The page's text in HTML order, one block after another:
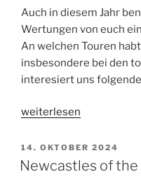
Auch in diesem Jahr
Wertungen von euch
An welchen Touren
insbesondere bei den
interesiert uns
„Rückmeldungen
die
Club-
weiterlesen
VERÖFFENTLICHT
AM
14. OKTOBER 2024
Newcastles of